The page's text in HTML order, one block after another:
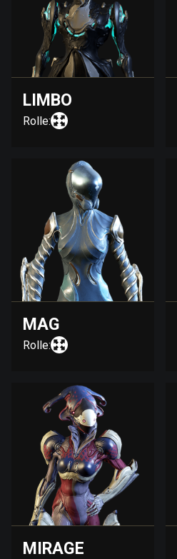
LIMBO
Rolle:
MAG
Rolle:
MIRAGE